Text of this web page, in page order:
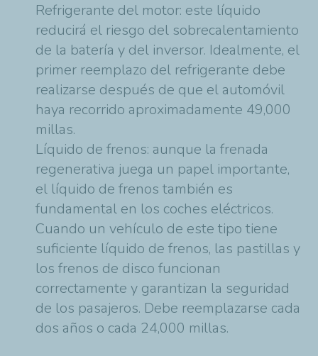
Refrigerante del motor: este líquido
reducirá el riesgo del sobrecalentamiento
de la batería y del inversor. Idealmente, el
primer reemplazo del refrigerante debe
realizarse después de que el automóvil
haya recorrido aproximadamente 49,000
millas.
Líquido de frenos: aunque la frenada
regenerativa juega un papel importante,
el líquido de frenos también es
fundamental en los coches eléctricos.
Cuando un vehículo de este tipo tiene
suficiente líquido de frenos, las pastillas y
los frenos de disco funcionan
correctamente y garantizan la seguridad
de los pasajeros. Debe reemplazarse cada
dos años o cada 24,000 millas.